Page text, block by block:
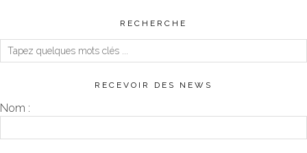
RECHERCHE
RECEVOIR DES NEWS
Nom :